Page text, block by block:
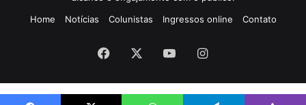
Home
Notícias Colunistas Ingressos online Contato
Facebook YouTubeInstagram